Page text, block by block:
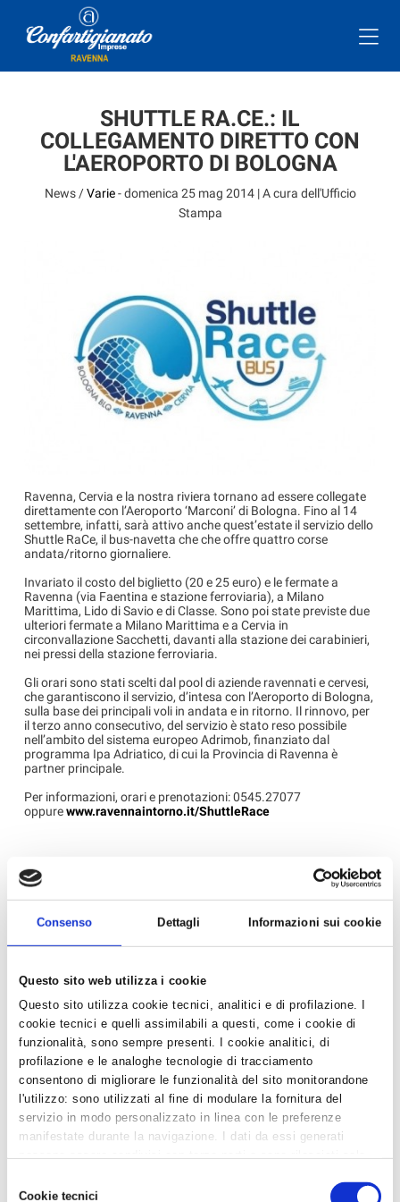
Consenso Dettagli Informazioni sui cookie
Questo sito web utilizza i cookie
Questo sito utilizza cookie tecnici, analitici e di profilazione. I
cookie tecnici e quelli assimilabili a questi, come i cookie di
funzionalità, sono sempre presenti. I cookie analitici, di
profilazione e le analoghe tecnologie di tracciamento
consentono di migliorare le funzionalità del sito monitorandone
l'utilizzo: sono utilizzati al fine di modulare la fornitura del
servizio in modo personalizzato in linea con le preferenze
manifestate durante la navigazione. I dati da essi generati
cookie cliccare su "Accetta tutti i cookie". Per differenziare le
Cookie tecnici
SHUTTLE RA.CE.: IL
COLLEGAMENTO DIRETTO CON
L'AEROPORTO DI BOLOGNA
News /Varie-domenica 25 mag 2014| A cura dell'Ufficio
Stampa
Ravenna, Cervia e la nostra riviera tornano ad essere collegate
direttamente con l’Aeroporto ‘Marconi’ di Bologna. Fino al 14
settembre, infatti, sarà attivo anche quest’estate il servizio dello
Shuttle RaCe, il bus-navetta che che offre quattro corse
andata/ritorno giornaliere.
Invariato il costo del biglietto (20 e 25 euro) e le fermate a
Ravenna (via Faentina e stazione ferroviaria), a Milano
Marittima, Lido di Savio e di Classe. Sono poi state previste due
ulteriori fermate a Milano Marittima e a Cervia in
circonvallazione Sacchetti, davanti alla stazione dei carabinieri,
nei pressi della stazione ferroviaria.
Gli orari sono stati scelti dal pool di aziende ravennati e cervesi,
che garantiscono il servizio, d’intesa con l’Aeroporto di Bologna,
sulla base dei principali voli in andata e in ritorno. Il rinnovo, per
il terzo anno consecutivo, del servizio è stato reso possibile
nell’ambito del sistema europeo Adrimob, finanziato dal
programma Ipa Adriatico, di cui la Provincia di Ravenna è
partner principale.
Per informazioni, orari e prenotazioni: 0545.27077
oppurewww.ravennaintorno.it/ShuttleRace
‹ Torna all'elenco
News in Primo Piano
- AZIENDEPIÙ 3/2026 (FASCICOLO NR. 128) -
GIUGNO/LUGLIO/AGOSTO 2026 IN ...
- CONFARTIGIANATO IMPRESE RAVENNA E WELFARE
GROUP INSIEME PER UN BENESSE...
- CAAF CONFARTIGIANATO: ASSISTENZA QUALIFICATA
E SERVIZI DI QUALITÀ PER...
- DA CONFARTIGIANATO, SE HAI MENO DI 25 ANNI, LA
DICHIARAZIONE DEI REDDI...